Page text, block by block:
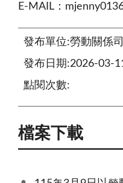
E-MAIL：
發布單位:勞動關係司
發布日期:2026-03-
點閱次數:
檔案下載